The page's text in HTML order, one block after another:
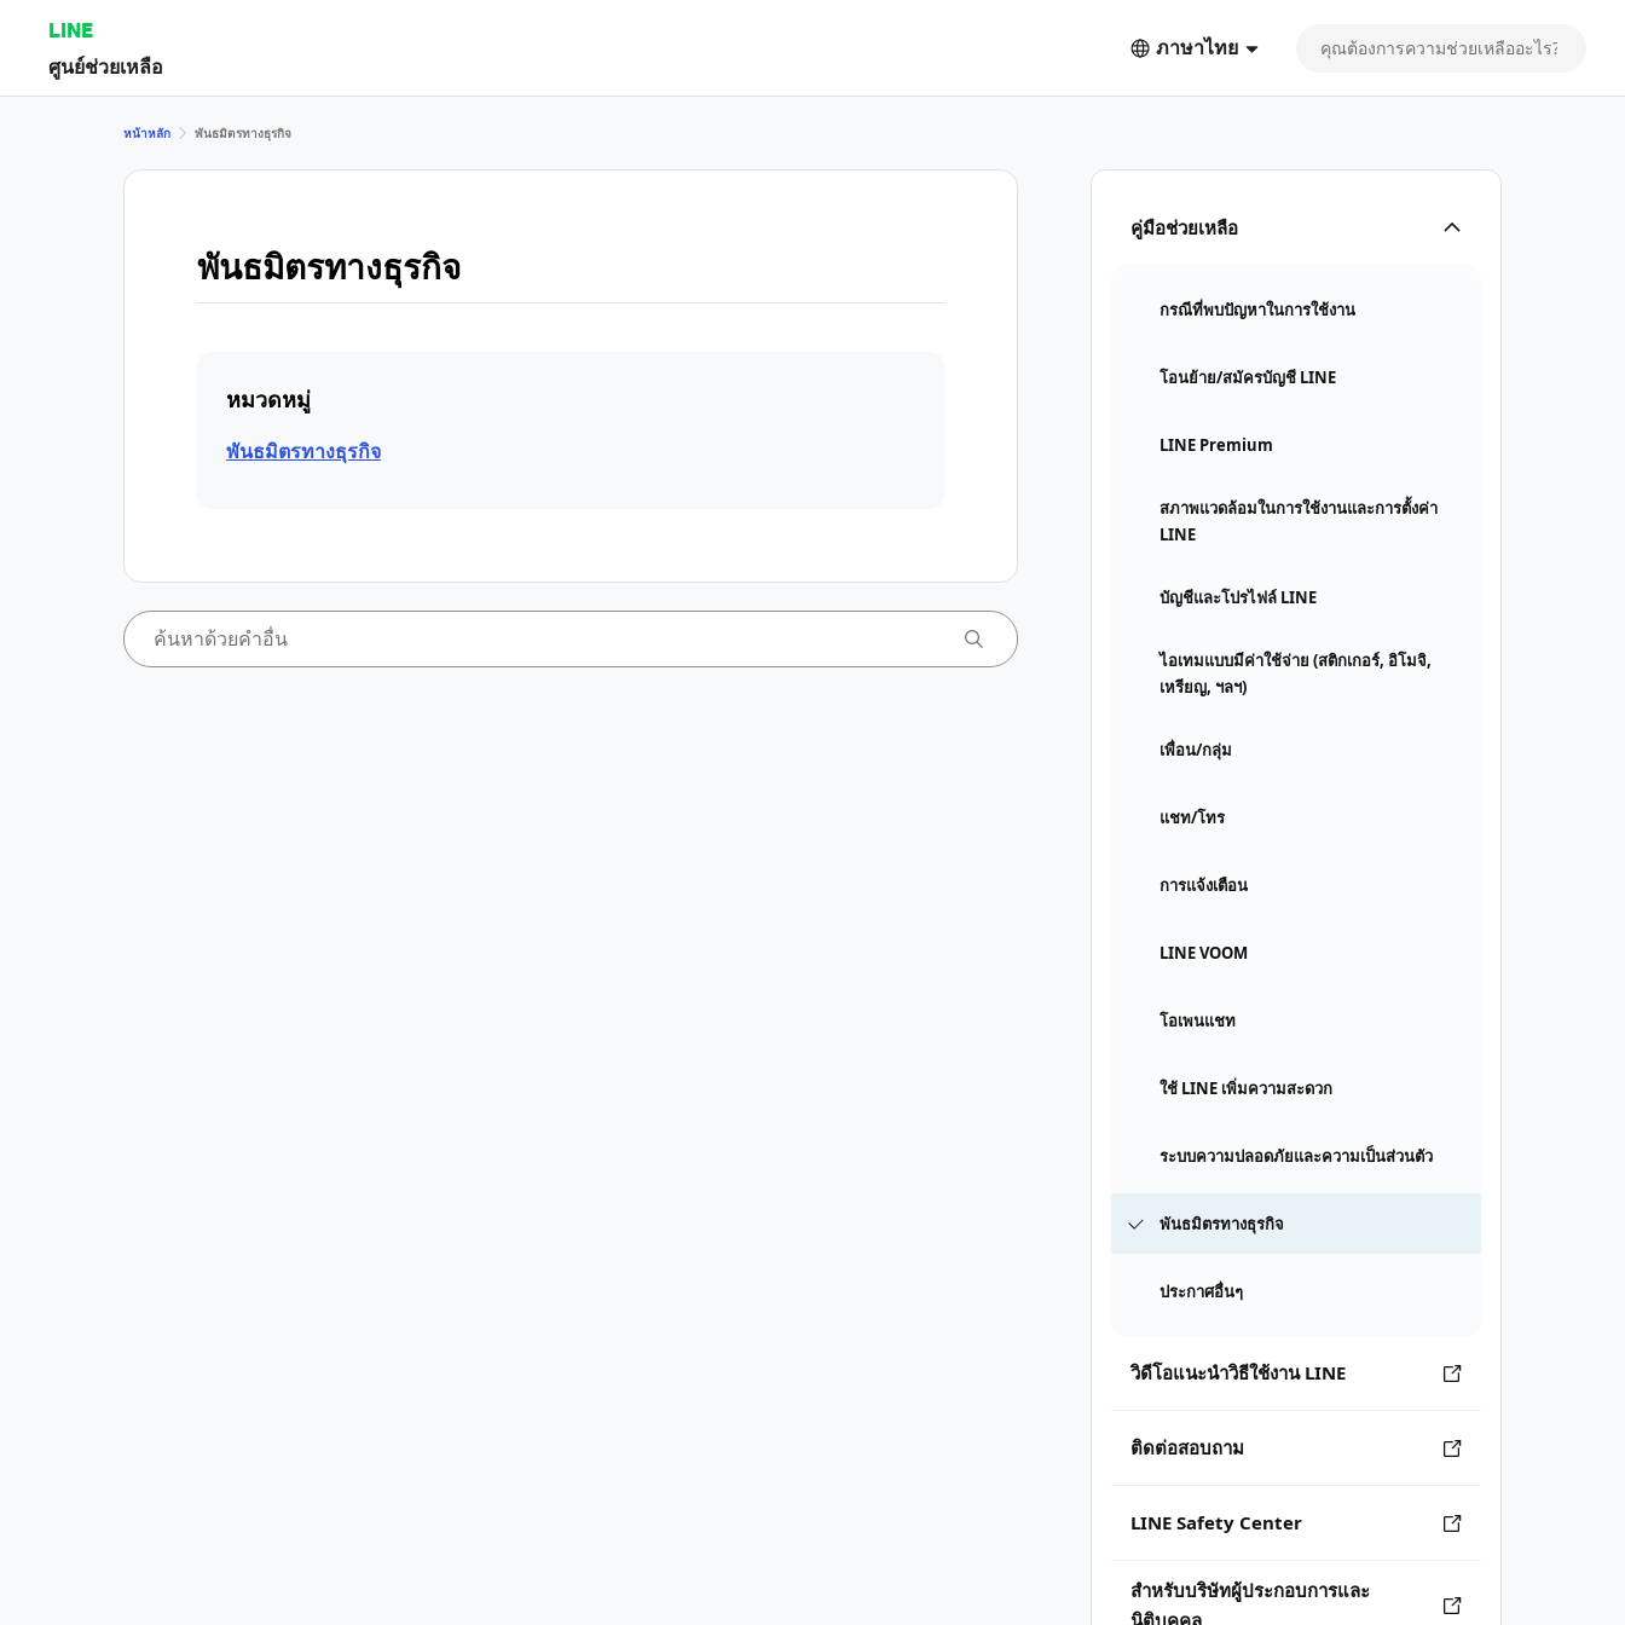
LINE
ศูนย์ช่วยเหลือ
ภาษาไทย
คู่มือช่วยเหลือ
กรณีที่พบปัญหาในการใช้งาน
โอนย้าย/สมัครบัญชี LINE
LINE Premium
สภาพแวดล้อมในการใช้งานและการตั้งค่า
LINE
บัญชีและโปรไฟล์ LINE
ไอเทมแบบมีค่าใช้จ่าย (สติกเกอร์, อิโมจิ,
เหรียญ, ฯลฯ)
เพื่อน/กลุ่ม
แชท/โทร
การแจ้งเตือน
LINE VOOM
โอเพนแชท
ใช้ LINE เพิ่มความสะดวก
ระบบความปลอดภัยและความเป็นส่วนตัว
พันธมิตรทางธุรกิจ
ประกาศอื่นๆ
วิดีโอแนะนำวิธีใช้งาน LINE
ติดต่อสอบถาม
LINE Safety Center
สำหรับบริษัทผู้ประกอบการและ
นิติบุคคล
หน้าหลัก พันธมิตรทางธุรกิจ
พันธมิตรทางธุรกิจ
หมวดหมู่
พันธมิตรทางธุรกิจ